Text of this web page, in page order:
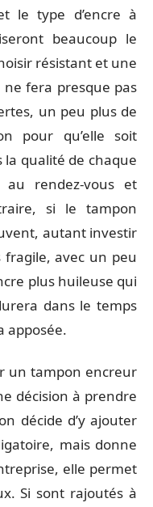
le type d’encre à
beaucoup le
résistant et une
fera presque pas
un peu plus de
pour qu’elle soit
la qualité de chaque
rendez-vous et
si le tampon
autant investir
avec un peu
plus huileuse qui
dans le temps
apposée.
un tampon encreur
décision à prendre
décide d’y ajouter
mais donne
elle permet
Si sont rajoutés à